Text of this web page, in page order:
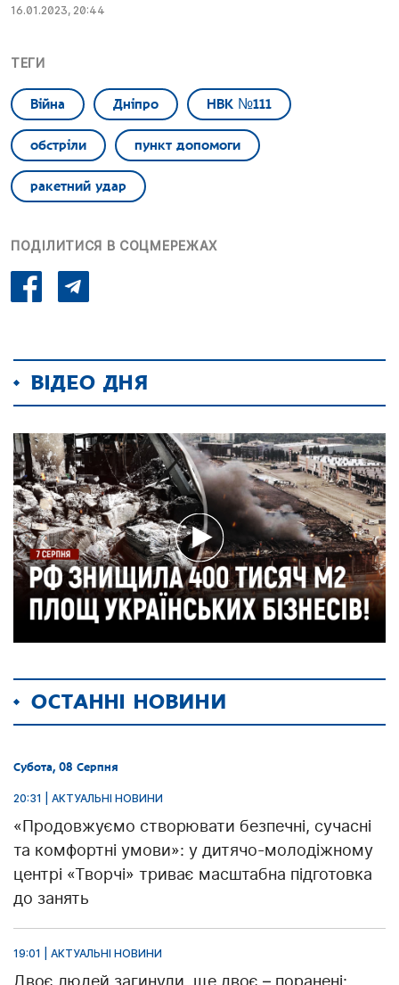
16.01.2023, 20:44
ТЕГИ
Війна Дніпро НВК №111
обстріли пункт допомоги
ракетний удар
ПОДІЛИТИСЯ В СОЦМЕРЕЖАХ
ВІДЕО ДНЯ
ОСТАННІ НОВИНИ
Субота, 08 Серпня
20:31 | АКТУАЛЬНІ НОВИНИ
«Продовжуємо створювати безпечні, сучасні
та комфортні умови»: у дитячо-молодіжному
центрі «Творчі» триває масштабна підготовка
до занять
19:01 | АКТУАЛЬНІ НОВИНИ
Двоє людей загинули, ще двоє – поранені: